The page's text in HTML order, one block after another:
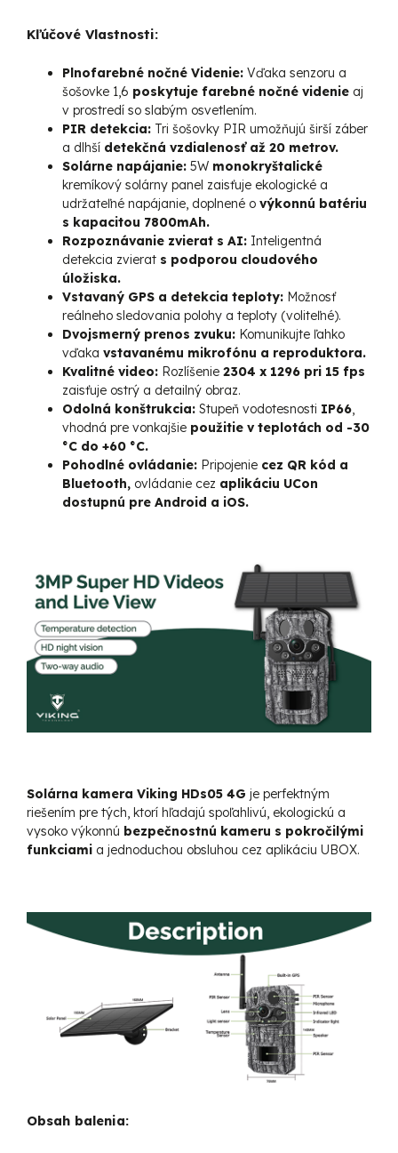
Kľúčové Vlastnosti:
Plnofarebné nočné Videnie: Vďaka senzoru a
šošovke 1,6 poskytuje farebné nočné videnie aj
v prostredí so slabým osvetlením.
PIR detekcia: Tri šošovky PIR umožňujú širší záber
a dlhší detekčná vzdialenosť až 20 metrov.
Solárne napájanie: 5W monokryštalické
kremíkový solárny panel zaisťuje ekologické a
udržateľné napájanie, doplnené o výkonnú batériu
s kapacitou 7800mAh.
Rozpoznávanie zvierat s AI: Inteligentná
detekcia zvierat s podporou cloudového
úložiska.
Vstavaný GPS a detekcia teploty: Možnosť
reálneho sledovania polohy a teploty (voliteľné).
Dvojsmerný prenos zvuku: Komunikujte ľahko
vďaka vstavanému mikrofónu a reproduktora.
Kvalitné video: Rozlíšenie 2304 x 1296 pri 15 fps
zaisťuje ostrý a detailný obraz.
Odolná konštrukcia: Stupeň vodotesnosti IP66,
vhodná pre vonkajšie použitie v teplotách od -30
°C do +60 °C.
Pohodlné ovládanie: Pripojenie cez QR kód a
Bluetooth, ovládanie cez aplikáciu UCon
dostupnú pre Android a iOS.
Solárna kamera Viking HDs05 4G je perfektným
riešením pre tých, ktorí hľadajú spoľahlivú, ekologickú a
vysoko výkonnú bezpečnostnú kameru s pokročilými
funkciami a jednoduchou obsluhou cez aplikáciu UBOX.
Obsah balenia: